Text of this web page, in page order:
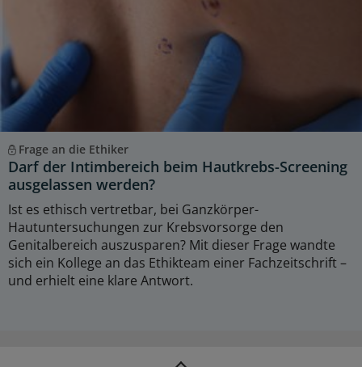
Frage an die Ethiker
Darf der Intimbereich beim Hautkrebs-Screening
ausgelassen werden?
Ist es ethisch vertretbar, bei Ganzkörper-
Hautuntersuchungen zur Krebsvorsorge den
Genitalbereich auszusparen? Mit dieser Frage wandte
sich ein Kollege an das Ethikteam einer Fachzeitschrift –
und erhielt eine klare Antwort.